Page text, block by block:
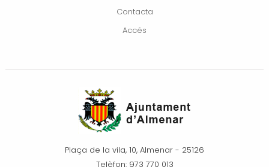
Contacta
Accés
Plaça de la vila, 10, Almenar - 25126
Telèfon: 973 770 013